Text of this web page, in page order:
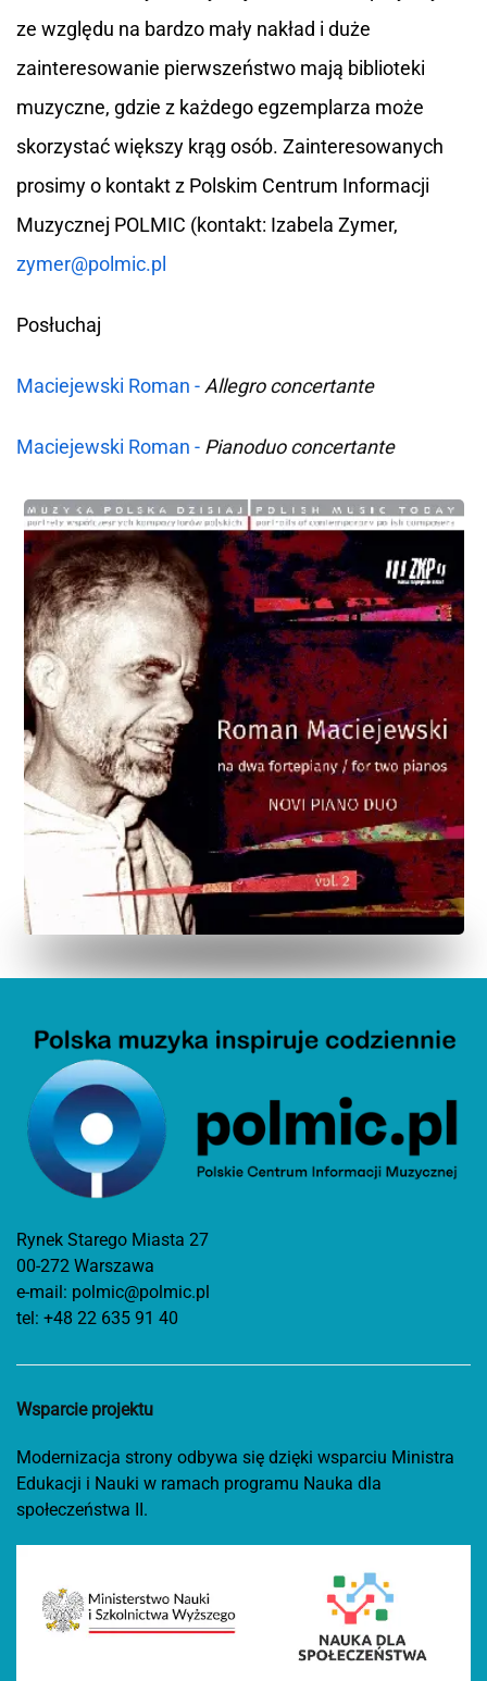
ze względu na bardzo mały nakład i duże
zainteresowanie pierwszeństwo mają biblioteki
muzyczne, gdzie z każdego egzemplarza może
skorzystać większy krąg osób. Zainteresowanych
prosimy o kontakt z Polskim Centrum Informacji
Muzycznej POLMIC (kontakt: Izabela Zymer,
zymer@polmic.pl
Posłuchaj
Maciejewski Roman - Allegro concertante
Maciejewski Roman - Pianoduo concertante
Rynek Starego Miasta 27
00-272 Warszawa
e-mail: polmic@polmic.pl
tel: +48 22 635 91 40
Wsparcie projektu
Modernizacja strony odbywa się dzięki wsparciu Ministra
Edukacji i Nauki w ramach programu Nauka dla
społeczeństwa II.